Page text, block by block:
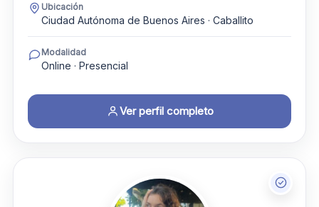
Ubicación
Ciudad Autónoma de Buenos Aires · Caballito
Modalidad
Online · Presencial
Ver perfil completo